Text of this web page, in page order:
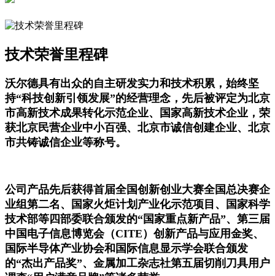
技术荣誉里程碑
沃尔德具有出众的自主研发实力和技术积累，始终坚
持“科技创新引领发展”的经营理念，先后被评定为北京
市高新技术成果转化示范企业、国家高新技术企业， 荣
获北京民营企业中小百强、北京市诚信创建企业、北京
市共铸诚信企业等称号。
公司产品先后获得首届全国创新创业大赛全国总决赛企
业组第二名、国家火炬计划产业化示范项目、国家科学
技术部等四部委联合颁发的“国家重点新产品”、 第三届
中国电子信息博览会（CITE）创新产品与应用金奖、
国际半导体产业协会和国际信息显示学会联合颁发
的“杰出产品奖”、金属加工杂志社第五届切削刀具用户